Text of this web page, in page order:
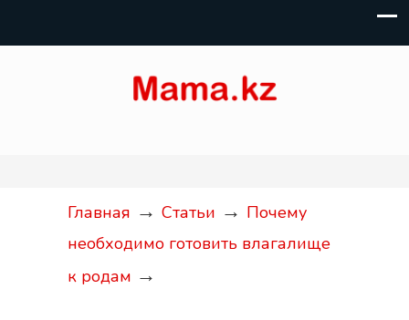
Главная → Статьи → Почему
необходимо готовить влагалище
к родам →